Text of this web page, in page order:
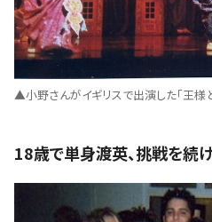
▲小野さんがイギリスで出演した「王様
18歳で単身渡英、挑戦を続